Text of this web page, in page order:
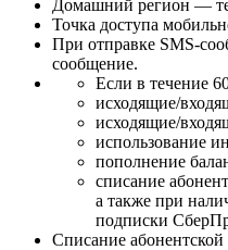
Домашний регион —
Точка доступа
При отправке SMS-
сообщение.
Если в течение
исходящие/
исходящие/
использование
пополнение
списание
а также при
подписки
Списание